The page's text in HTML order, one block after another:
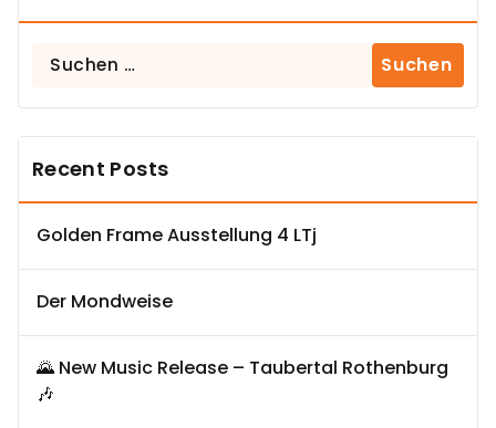
Suchen
Recent Posts
Golden Frame Ausstellung 4 LTj
Der Mondweise
🌄 New Music Release – Taubertal Rothenburg
🎶